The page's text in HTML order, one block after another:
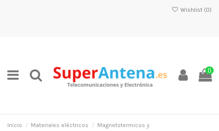
Wishlist (0)
0
Inicio Materiales eléctricos
Magnetotermicos y